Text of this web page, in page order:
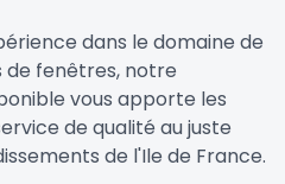
dans le domaine de
fenêtres, notre
vous apporte les
de qualité au juste
de l'Ile de France.